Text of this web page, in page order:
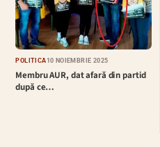
POLITICĂ10 NOIEMBRIE 2025
Membru AUR, dat afară din partid
după ce…